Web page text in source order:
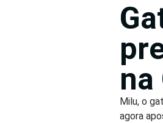
na
Milu, o
agora